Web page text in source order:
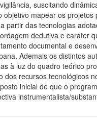
suscitando
mapear os
das tecnologias
dedutiva e caráter
documental e
Ademais os distintos
à luz do quadro teórico
recursos tecnológicos
inicial de que o
instrumentalista/